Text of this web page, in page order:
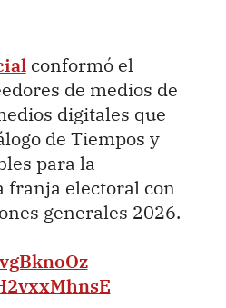
conformó el
de medios de
digitales que
de Tiempos y
para la
franja electoral con
generales 2026.